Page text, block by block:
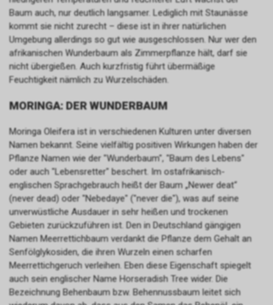
Baum auch, nur deutlich langsamer. Lediglich mit Staunässe
kommt sie nicht zurecht – diese ist in ihrer natürlichen
Umgebung allerdings so gut wie ausgeschlossen. Nur wer den
afrikanischen Wunderbaum als Zimmerpflanze hält, darf sie
nicht übergießen. Auch kurzfristig führt übermäßige
Feuchtigkeit nämlich zu Wurzelschäden.
MORINGA: DER WUNDERBAUM
Moringa Oleifera ist in verschiedenen Kulturen unter diversen
Namen bekannt. Seine vielfältig positiven Wirkungen haben der
Pflanze Namen wie der "Wunderbaum", "Baum des Lebens"
oder auch "Lebensretter" beschert. Im ostafrikanisch-
englischen Sprachgebrauch heißt der Baum „Newer deat“
(never dead) oder "Nebedaye" ("never die"), was auf seine
unverwüstliche Ausdauer in sehr heißen und trockenen
Gebieten zurückzuführen ist. Den in Deutschland gängigen
Namen Meerrettichbaum verdankt die Pflanze dem Gehalt an
Senfölglykosiden, die ihren Wurzeln einen scharfen
Meerrettichgeruch verleihen. Eben diese Eigenschaft spiegelt
auch sein englischer Name Horseradish Tree wider. Die
Bezeichnung Behenbaum bzw. Behennussbaum leitet sich